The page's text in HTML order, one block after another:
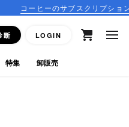
サブスクリプションはこちら
断 LOGIN
特集 卸販売